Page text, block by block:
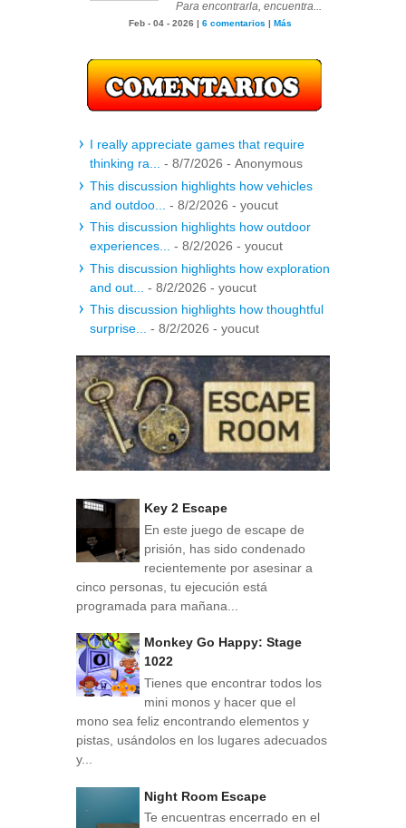
Para encontrarla, encuentra...
Feb - 04 - 2026 | 6 comentarios | Más
I really appreciate games that require
thinking ra...
- 8/7/2026 - Anonymous
This discussion highlights how vehicles
and outdoo...
- 8/2/2026 - youcut
This discussion highlights how outdoor
experiences...
- 8/2/2026 - youcut
This discussion highlights how exploration
and out...
- 8/2/2026 - youcut
This discussion highlights how thoughtful
surprise...
- 8/2/2026 - youcut
Key 2 Escape
En este juego de escape de
prisión, has sido condenado
recientemente por asesinar a
cinco personas, tu ejecución está
programada para mañana...
Monkey Go Happy: Stage
1022
Tienes que encontrar todos los
mini monos y hacer que el
mono sea feliz encontrando elementos y
pistas, usándolos en los lugares adecuados
y...
Night Room Escape
Te encuentras encerrado en el